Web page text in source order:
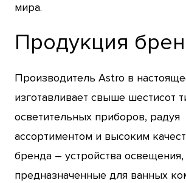
мира.
Продукция
Производитель Astro в
изготавливает свыше шестисот
осветительных приборов, радуя
ассортиментом и высоким
бренда – устройства освещения,
предназначенные для ванных